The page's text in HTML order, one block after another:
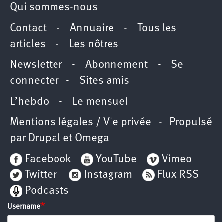
Qui sommes-nous
Contact - Annuaire -
Tous les
articles - Les nôtres
Newsletter- Abonnement - Se
connecter- Sites amis
L’hebdo - Le mensuel
Mentions légales / Vie privée - Propulsé
par Drupal et Omega
Facebook
YouTube
Vimeo
Twitter
Instagram
Flux RSS
Podcasts
Username